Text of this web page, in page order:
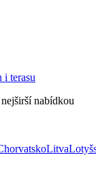
i terasu
nabídkou
Litva